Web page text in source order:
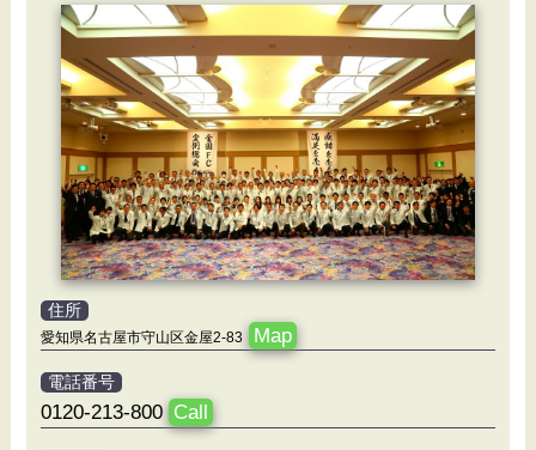
住所
愛知県名古屋市守山区金屋2-83 Map
電話番号
0120-213-800 Call